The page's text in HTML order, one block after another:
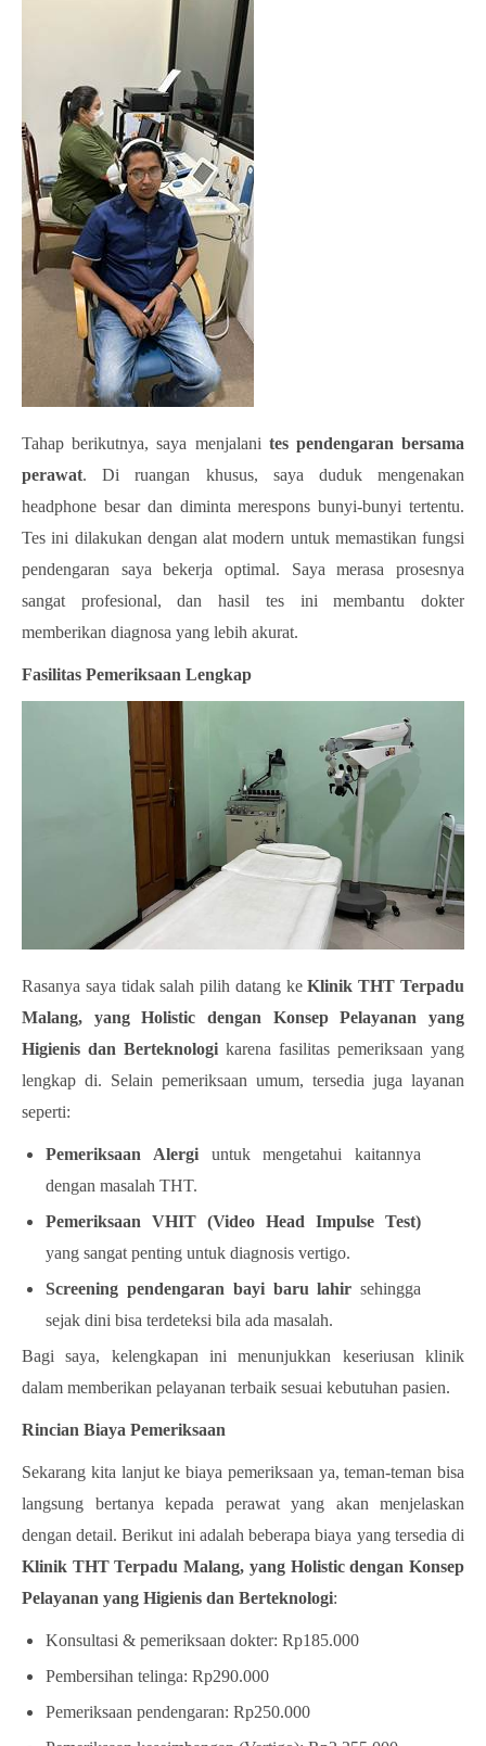
Tahap berikutnya, saya menjalani tes pendengaran bersama
perawat. Di ruangan khusus, saya duduk mengenakan
headphone besar dan diminta merespons bunyi-bunyi tertentu.
Tes ini dilakukan dengan alat modern untuk memastikan fungsi
pendengaran saya bekerja optimal. Saya merasa prosesnya
sangat profesional, dan hasil tes ini membantu dokter
memberikan diagnosa yang lebih akurat.
Fasilitas Pemeriksaan Lengkap
Rasanya saya tidak salah pilih datang keKlinik THT Terpadu
Malang, yang Holistic dengan Konsep Pelayanan yang
Higienis dan Berteknologi karena fasilitas pemeriksaan yang
lengkap di. Selain pemeriksaan umum, tersedia juga layanan
seperti:
Pemeriksaan Alergi untuk mengetahui kaitannya
dengan masalah THT.
Pemeriksaan VHIT (Video Head Impulse Test)
yang sangat penting untuk diagnosis vertigo.
Screening pendengaran bayi baru lahir sehingga
sejak dini bisa terdeteksi bila ada masalah.
Bagi saya, kelengkapan ini menunjukkan keseriusan klinik
dalam memberikan pelayanan terbaik sesuai kebutuhan pasien.
Rincian Biaya Pemeriksaan
Sekarang kita lanjut ke biaya pemeriksaan ya, teman-teman bisa
langsung bertanya kepada perawat yang akan menjelaskan
dengan detail. Berikut ini adalah beberapa biaya yang tersedia di
Klinik THT Terpadu Malang, yang Holistic dengan Konsep
Pelayanan yang Higienis dan Berteknologi:
Konsultasi & pemeriksaan dokter: Rp185.000
Pembersihan telinga: Rp290.000
Pemeriksaan pendengaran: Rp250.000